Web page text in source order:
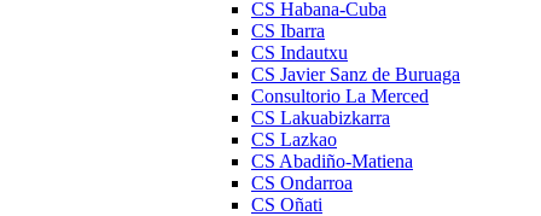
CS Habana-Cuba
CS Ibarra
CS Indautxu
CS Javier Sanz de Buruaga
Consultorio La Merced
CS Lakuabizkarra
CS Lazkao
CS Abadiño-Matiena
CS Ondarroa
CS Oñati